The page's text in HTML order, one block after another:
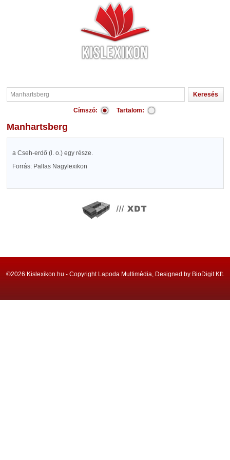
Címszó: Tartalom:
Manhartsberg
a Cseh-erdő (l. o.) egy része.
Forrás: Pallas Nagylexikon
©2026 Kislexikon.hu - Copyright Lapoda Multimédia, Designed by BioDigit Kft.